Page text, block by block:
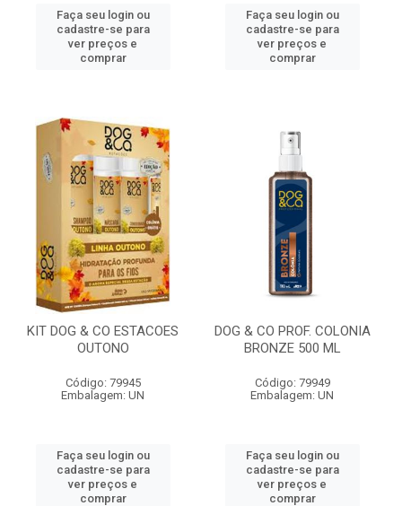
Faça seu login ou
cadastre-se para
ver preços e
comprar
Faça seu login ou
cadastre-se para
ver preços e
comprar
KIT DOG & CO ESTACOES
OUTONO
Código: 79945
Embalagem: UN
Faça seu login ou
cadastre-se para
ver preços e
comprar
DOG & CO PROF. COLONIA
BRONZE 500 ML
Código: 79949
Embalagem: UN
Faça seu login ou
cadastre-se para
ver preços e
comprar